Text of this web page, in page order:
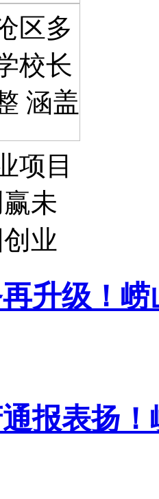
区多
校长
涵盖
项目
未
业
升级！
报表扬